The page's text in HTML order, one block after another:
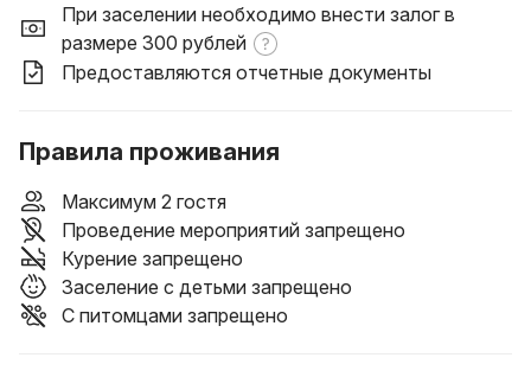
При заселении необходимо внести залог в
размере 300 рублей
Предоставляются отчетные документы
Правила проживания
Максимум 2 гостя
Проведение мероприятий запрещено
Курение запрещено
Заселение с детьми запрещено
С питомцами запрещено